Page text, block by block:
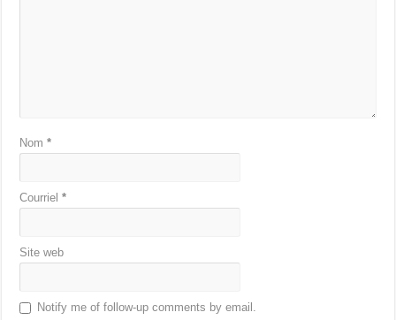
Nom*
Courriel*
Site web
Notify me of follow-up comments by email.